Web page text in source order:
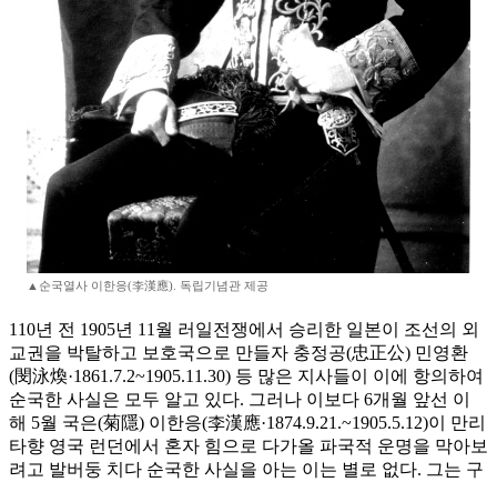
▲순국열사 이한응(李漢應). 독립기념관 제공
110년 전 1905년 11월 러일전쟁에서 승리한 일본이 조선의 외
교권을 박탈하고 보호국으로 만들자 충정공(忠正公) 민영환
(閔泳煥·1861.7.2~1905.11.30) 등 많은 지사들이 이에 항의하여
순국한 사실은 모두 알고 있다. 그러나 이보다 6개월 앞선 이
해 5월 국은(菊隱) 이한응(李漢應·1874.9.21.~1905.5.12)이 만리
타향 영국 런던에서 혼자 힘으로 다가올 파국적 운명을 막아보
려고 발버둥 치다 순국한 사실을 아는 이는 별로 없다. 그는 구